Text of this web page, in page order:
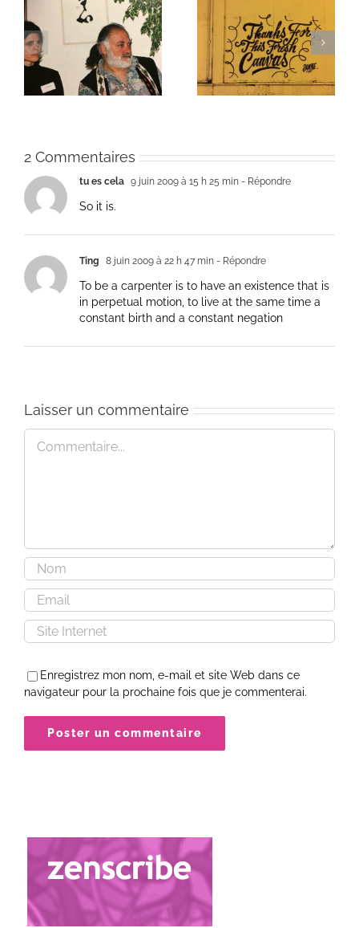
Une toile fraîche
Un bouquet d’écriture
et méditation
2 Commentaires
tu es cela 9 juin 2009 à 15 h 25 min - Répondre
So it is.
Ting 8 juin 2009 à 22 h 47 min - Répondre
To be a carpenter is to have an existence that is
in perpetual motion, to live at the same time a
constant birth and a constant negation
Laisser un commentaire
Commentaire
Enregistrez mon nom, e-mail et site Web dans ce
navigateur pour la prochaine fois que je commenterai.